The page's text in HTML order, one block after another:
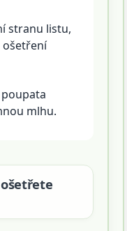
stranu listu,
ošetření
mlhu.